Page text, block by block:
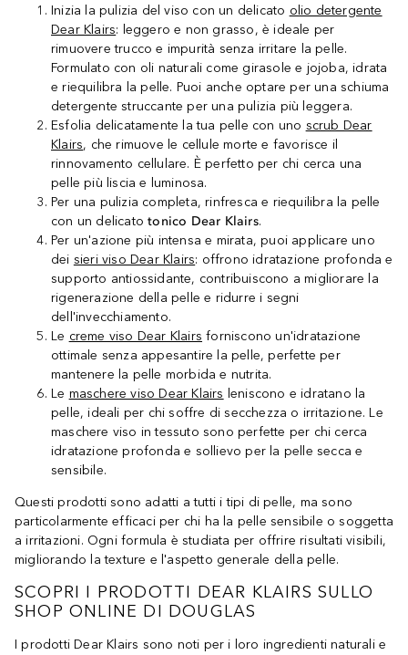
Inizia la pulizia del viso con un delicato olio detergente
Dear Klairs: leggero e non grasso, è ideale per
rimuovere trucco e impurità senza irritare la pelle.
Formulato con oli naturali come girasole e jojoba, idrata
e riequilibra la pelle. Puoi anche optare per una schiuma
detergente struccante per una pulizia più leggera.
Esfolia delicatamente la tua pelle con uno scrub Dear
Klairs, che rimuove le cellule morte e favorisce il
rinnovamento cellulare. È perfetto per chi cerca una
pelle più liscia e luminosa.
Per una pulizia completa, rinfresca e riequilibra la pelle
con un delicatotonico Dear Klairs.
Per un'azione più intensa e mirata, puoi applicare uno
dei sieri viso Dear Klairs: offrono idratazione profonda e
supporto antiossidante, contribuiscono a migliorare la
rigenerazione della pelle e ridurre i segni
dell'invecchiamento.
Le creme viso Dear Klairs forniscono un'idratazione
ottimale senza appesantire la pelle, perfette per
mantenere la pelle morbida e nutrita.
Le maschere viso Dear Klairs leniscono e idratano la
pelle, ideali per chi soffre di secchezza o irritazione. Le
maschere viso in tessuto sono perfette per chi cerca
idratazione profonda e sollievo per la pelle secca e
sensibile.
Questi prodotti sono adatti a tutti i tipi di pelle, ma sono
particolarmente efficaci per chi ha la pelle sensibile o soggetta
a irritazioni. Ogni formula è studiata per offrire risultati visibili,
migliorando la texture e l'aspetto generale della pelle.
SCOPRI I PRODOTTI DEAR KLAIRS SULLO
SHOP ONLINE DI DOUGLAS
I prodotti Dear Klairs sono noti per i loro ingredienti naturali e